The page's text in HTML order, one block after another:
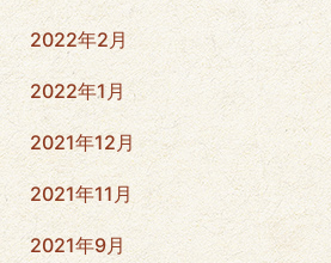
2022年2月
2022年1月
2021年12月
2021年11月
2021年9月